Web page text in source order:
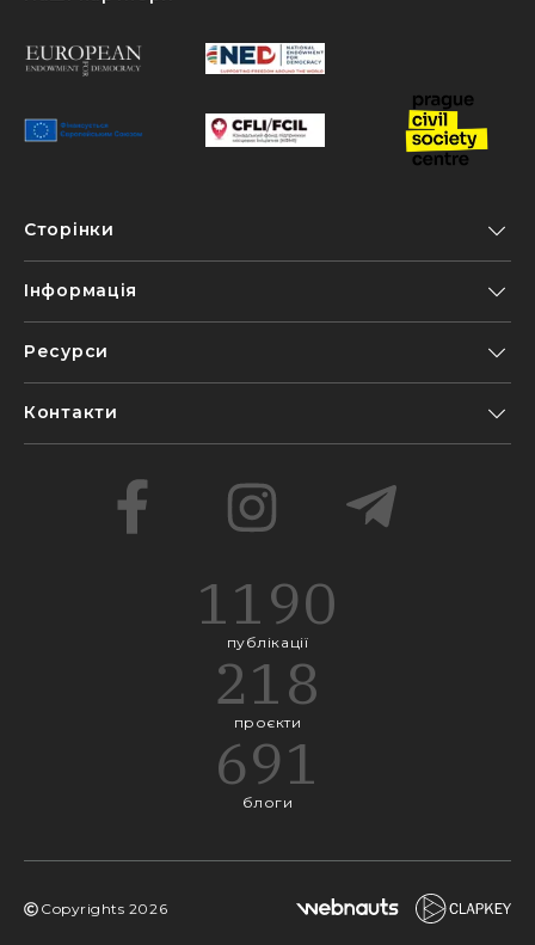
Сторінки
Інформація
Ресурси
Контакти
1190
публікації
218
проєкти
691
блоги
Copyrights 2026